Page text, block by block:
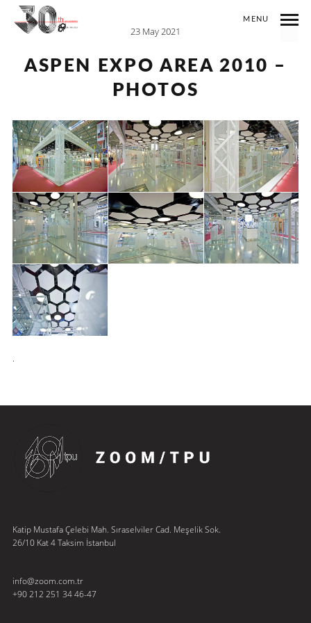
MENU
23 May 2021
ASPEN EXPO AREA 2010 –
PHOTOS
.
Katip Mustafa Çelebi Mah. Sıraselviler Cad. Meşelik Sok.
26/10 Kat 4 Taksim İstanbul
info@zoom.com.tr
+90 212 251 34 46-47